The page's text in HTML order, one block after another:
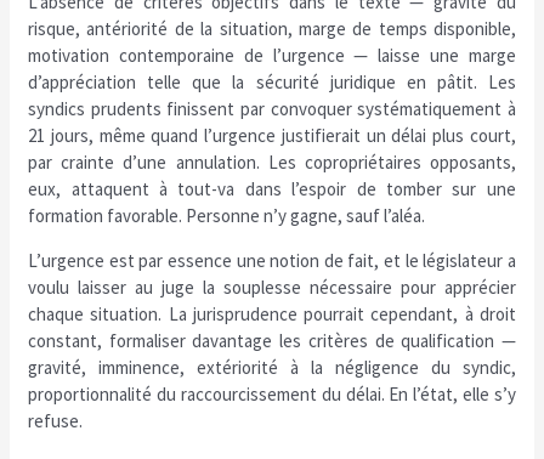
risque, antériorité de la situation, marge de temps disponible,
motivation contemporaine de l’urgence — laisse une marge
d’appréciation telle que la sécurité juridique en pâtit. Les
syndics prudents finissent par convoquer systématiquement à
21 jours, même quand l’urgence justifierait un délai plus court,
par crainte d’une annulation. Les copropriétaires opposants,
eux, attaquent à tout-va dans l’espoir de tomber sur une
formation favorable. Personne n’y gagne, sauf l’aléa.
L’urgence est par essence une notion de fait, et le législateur a
voulu laisser au juge la souplesse nécessaire pour apprécier
chaque situation. La jurisprudence pourrait cependant, à droit
constant, formaliser davantage les critères de qualification —
gravité, imminence, extériorité à la négligence du syndic,
proportionnalité du raccourcissement du délai. En l’état, elle s’y
refuse.